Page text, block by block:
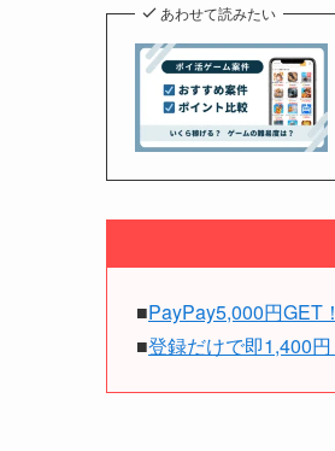
あわせて読みたい
■PayPay5,000円GET
■登録だけで即1,400